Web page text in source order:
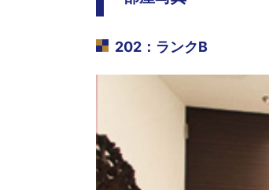
202 ： ランクB